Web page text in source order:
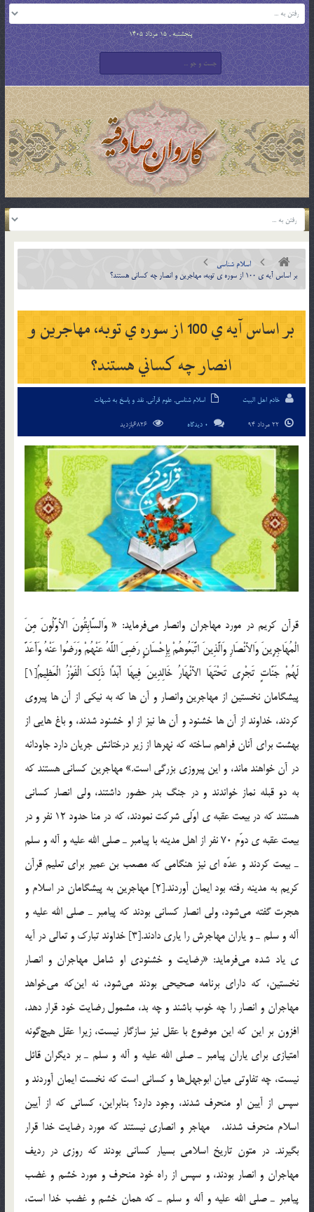
پنجشنبه , 15 مرداد 1405
اسلام شناسی
بر اساس آيه ي 100 از سوره ي توبه، مهاجرين و انصار چه كساني هستند؟
بر اساس آيه ي 100 از سوره ي توبه، مهاجرين و
انصار چه كساني هستند؟
خادم اهل البیت اسلام شناسی,علوم قرآنی, نقد و پاسخ به شبهات
0 دیدگاه
قرآن كريم در مورد مهاجران وانصار مي‌فرمايد: « وَالسَّابِقُونَ الأوَّلُونَ مِنَ
الْمُهَاجِرِينَ وَالأنْصَارِ وَالَّذِينَ اتَّبَعُوهُمْ بِإِحْسَانٍ رَضِيَ اللَّهُ عَنْهُمْ وَرَضُوا عَنْهُ وَأَعَدَّ
لَهُمْ جَنَّاتٍ تَجْرِي تَحْتَهَا الأنْهَارُ خَالِدِينَ فِيهَا أَبَدًا ذَلِكَ الْفَوْزُ الْعَظِيمُ[1]
پيشگامان نخستين از مهاجرين وانصار و آن ها كه به نيكي از آن ها پيروي
كردند، خداوند از آن ها خشنود و آن ها نيز از او خشنود شدند، و باغ هايي از
بهشت براي آنان فراهم ساخته كه نهرها از زير درختانش جريان دارد جاودانه
در آن خواهند ماند، و اين پيروزي بزرگي است.» مهاجرين كساني هستند كه
به دو قبله نماز خواندند و در جنگ بدر حضور داشتند، ولي انصار كساني
هستند كه در بيعت عقبه ي اوّلي شرکت نمودند، که در منا حدود 12 نفر و در
بيعت عقبه ي دوّم 70 نفر از اهل مدينه با پيامبر ـ صلي الله عليه و آله و سلم
ـ بيعت كردند و عدّه اي نيز هنگامي که مصعب بن عمير براي تعليم قرآن
كريم به مدينه رفته بود ايمان آوردند.[2] مهاجرين به پيشگامان در اسلام و
هجرت گفته مي‌شود، ولي انصار كساني بودند كه پيامبر ـ صلي الله عليه و
آله و سلم ـ و ياران مهاجرش را ياري دادند.[3] خداوند تبارك و تعالي در آيه
ي ياد شده مي‌فرمايد: «رضايت و خشنودي او شامل مهاجران و انصار
نخستين، كه داراي برنامه صحيحي بودند مي‌شود، نه اين‌كه مي‌خواهد
مهاجران و انصار را چه خوب باشند و چه بد، مشمول رضايت خود قرار دهد،
افزون بر اين كه اين موضوع با عقل نيز سازگار نيست، زيرا عقل هيچ‌گونه
امتيازي براي ياران پيامبر ـ صلي الله عليه و آله و سلم ـ بر ديگران قائل
نيست، چه تفاوتي ميان ابوجهل‌ها و كساني است كه نخست ايمان آوردند و
سپس از آيين او منحرف شدند، وجود دارد؟ بنابراين، كساني كه از آيين
اسلام منحرف شدند، مهاجر و انصاري نيستند كه مورد رضايت خدا قرار
بگيرند. در متون تاريخ اسلامي بسيار كساني بودند كه روزي در رديف
مهاجران و انصار بودند، و سپس از راه خود منحرف و مورد خشم و غضب
پيامبر ـ صلي الله عليه و آله و سلم ـ كه همان خشم و غضب خدا است،